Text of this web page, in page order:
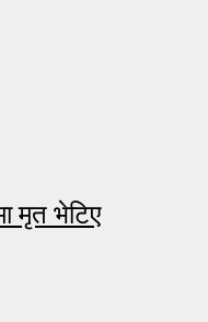
मृत भेटिए